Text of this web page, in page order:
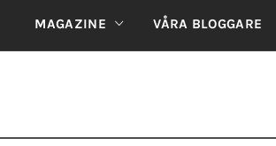
MAGAZINE VÅRA BLOGGARE